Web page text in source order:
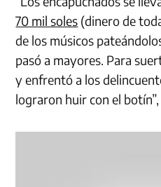
70 mil soles (dinero de
de los músicos
pasó a mayores. Para
y enfrentó a los
lograron huir con el